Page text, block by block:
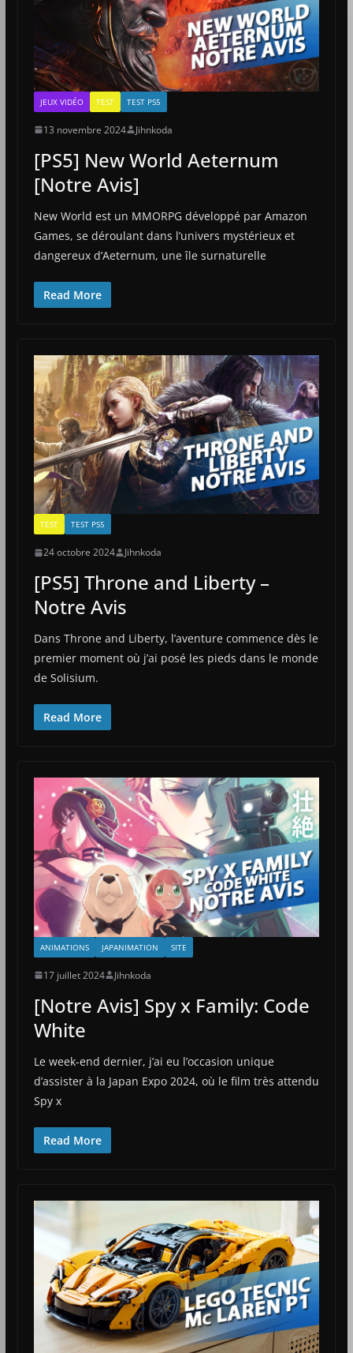
JEUX VIDÉO TEST TEST PS5
13 novembre 2024 Jihnkoda
[PS5] New World Aeternum
[Notre Avis]
New World est un MMORPG développé par Amazon
Games, se déroulant dans l’univers mystérieux et
dangereux d’Aeternum, une île surnaturelle
Read More
TEST TEST PS5
24 octobre 2024 Jihnkoda
[PS5] Throne and Liberty –
Notre Avis
Dans Throne and Liberty, l’aventure commence dès le
premier moment où j’ai posé les pieds dans le monde
de Solisium.
Read More
ANIMATIONS JAPANIMATION SITE
17 juillet 2024 Jihnkoda
[Notre Avis] Spy x Family: Code
White
Le week-end dernier, j’ai eu l’occasion unique
d’assister à la Japan Expo 2024, où le film très attendu
Spy x
Read More